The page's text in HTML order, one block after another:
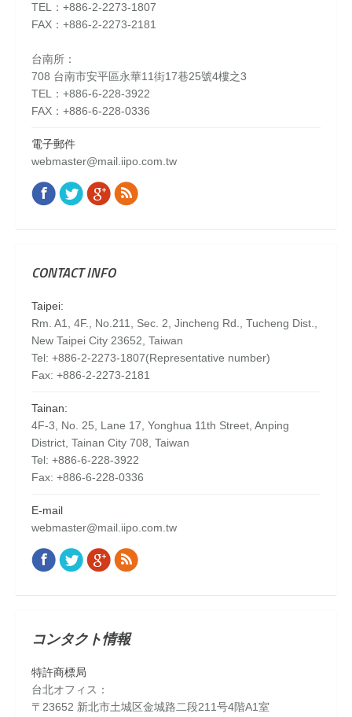
TEL：+886-2-2273-1807
FAX：+886-2-2273-2181
台南所：
708 台南市安平區永華11街17巷25號4樓之3
TEL：+886-6-228-3922
FAX：+886-6-228-0336
電子郵件
webmaster@mail.iipo.com.tw
Find us on:
Facebook
TwitterGoogle+
Rss
CONTACT INFO
Taipei:
Rm. A1, 4F., No.211, Sec. 2, Jincheng Rd., Tucheng Dist.,
New Taipei City 23652, Taiwan
Tel: +886-2-2273-1807(Representative number)
Fax: +886-2-2273-2181
Tainan:
4F-3, No. 25, Lane 17, Yonghua 11th Street, Anping
District, Tainan City 708, Taiwan
Tel: +886-6-228-3922
Fax: +886-6-228-0336
E-mail
webmaster@mail.iipo.com.tw
Find us on:
Facebook
TwitterGoogle+
Rss
コンタクト情報
特許商標局
台北オフィス：
〒23652 新北市土城区金城路二段211号4階A1室